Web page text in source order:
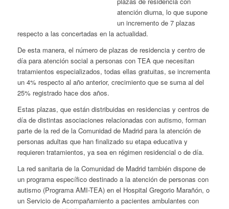
atención diurna, lo que supone
un incremento de 7 plazas
respecto a las concertadas en la actualidad.
De esta manera, el número de plazas de residencia y centro de
día para atención social a personas con TEA que necesitan
tratamientos especializados, todas ellas gratuitas, se incrementa
un 4% respecto al año anterior, crecimiento que se suma al del
25% registrado hace dos años.
Estas plazas, que están distribuidas en residencias y centros de
día de distintas asociaciones relacionadas con autismo, forman
parte de la red de la Comunidad de Madrid para la atención de
personas adultas que han finalizado su etapa educativa y
requieren tratamientos, ya sea en régimen residencial o de día.
La red sanitaria de la Comunidad de Madrid también dispone de
un programa específico destinado a la atención de personas con
autismo (Programa AMI-TEA) en el Hospital Gregorio Marañón, o
un Servicio de Acompañamiento a pacientes ambulantes con